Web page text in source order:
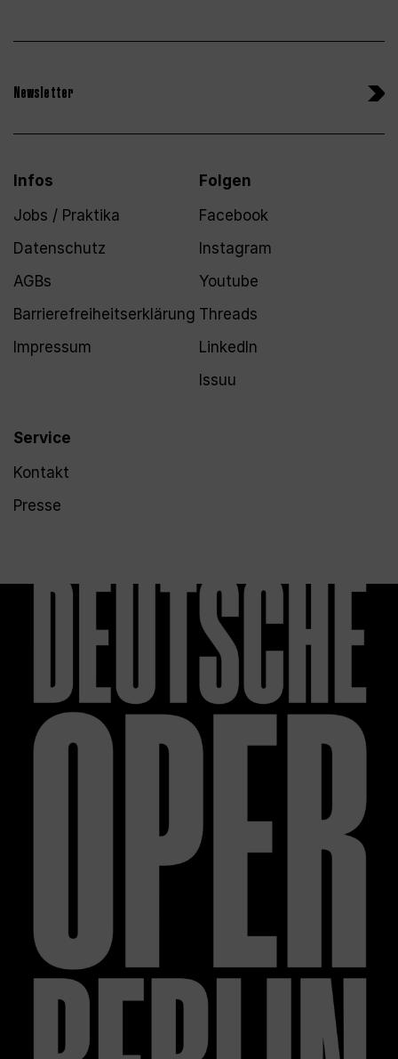
Newsletter
Infos
Jobs / Praktika
Datenschutz
AGBs
Barrierefreiheitserklärung
Impressum
Service
Kontakt
Presse
Folgen
Facebook
Instagram
Youtube
Threads
LinkedIn
Issuu